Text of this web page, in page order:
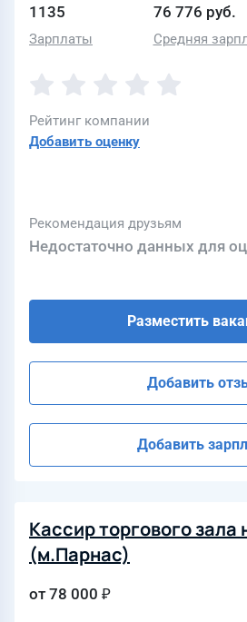
1135
Зарплаты
76 776 руб.
Средняя
Рейтинг компании
Добавить оценку
Рекомендация друзьям
Недостаточно данных для
Разместить
Добавить
Добавить
Кассир торгового зала
(м.Парнас)
от 78 000 ₽